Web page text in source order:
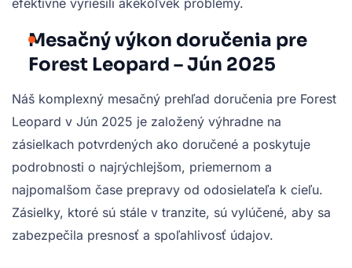
efektívne vyriešili akékoľvek problémy.
Mesačný výkon doručenia pre
Forest Leopard – Jún 2025
Náš komplexný mesačný prehľad doručenia pre Forest
Leopard v Jún 2025 je založený výhradne na
zásielkach potvrdených ako doručené a poskytuje
podrobnosti o najrýchlejšom, priemernom a
najpomalšom čase prepravy od odosielateľa k cieľu.
Zásielky, ktoré sú stále v tranzite, sú vylúčené, aby sa
zabezpečila presnosť a spoľahlivosť údajov.